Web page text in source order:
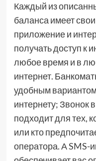
Каждый из
баланса имеет
приложение и
получать доступ к
любое время и в
интернет.
удобным
интернету; Звонок
подходит для тех,
или кто
оператора. А